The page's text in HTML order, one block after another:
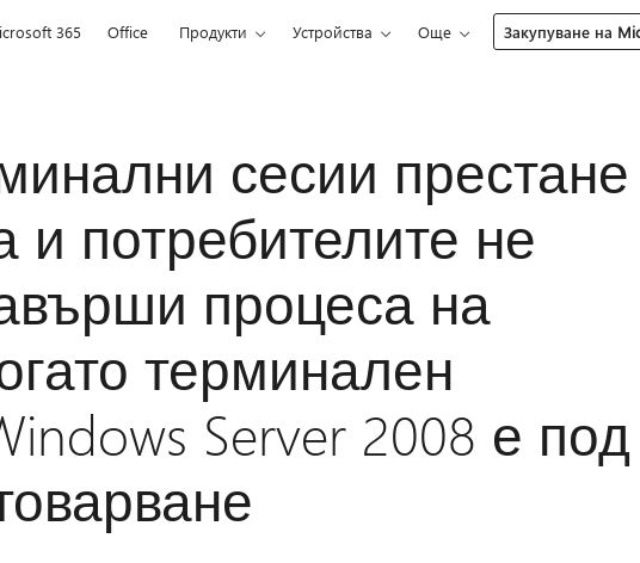
365 Office Продукти Устройства Още Закупуване на
сесии престане
и потребителите не
процеса на
терминален
Server 2008 е под